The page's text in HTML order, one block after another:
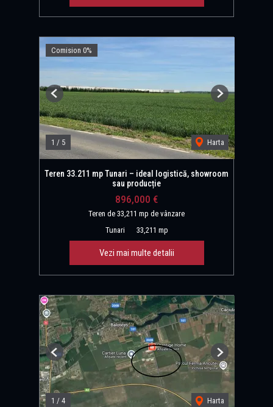
Comision 0%
1 / 5 Harta
Previous Next
Teren 33.211 mp Tunari – ideal logistică, showroom
sau producție
896,000 €
Teren de 33,211 mp de vânzare
Tunari
33,211 mp
Vezi mai multe detalii
1 / 4 Harta
Previous Next